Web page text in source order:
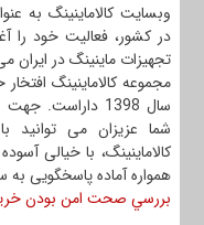
وبسایت کالاماینینگ به
در کشور، فعالیت خود را
تجهیزات ماینینگ در ایران
مجموعه کالاماینینگ
سال 1398
شما عزیزان می توانید
کالاماینینگ، با خیالی
همواره آماده پاسخگویی به
بررسي صحت امن بودن